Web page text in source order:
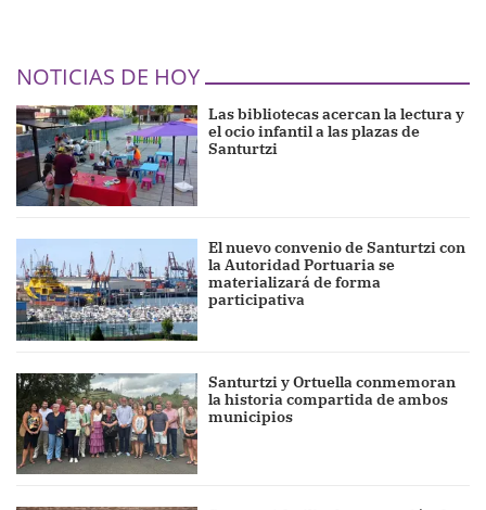
NOTICIAS DE HOY
Las bibliotecas acercan la lectura y
el ocio infantil a las plazas de
Santurtzi
El nuevo convenio de Santurtzi con
la Autoridad Portuaria se
materializará de forma
participativa
Santurtzi y Ortuella conmemoran
la historia compartida de ambos
municipios